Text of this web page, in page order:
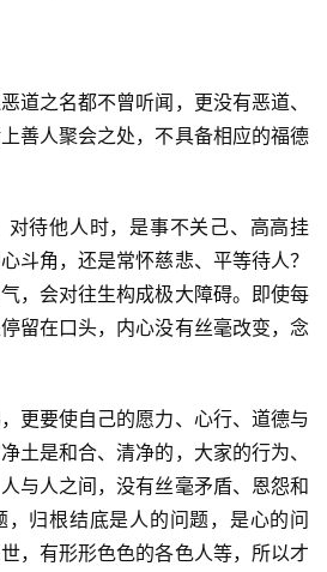
道之名都不曾听闻，更没有恶道、
善人聚会之处，不具备相应的福德
对待他人时，是事不关己、高高挂
斗角，还是常怀慈悲、平等待人？
，会对往生构成极大障碍。即使每
留在口头，内心没有丝毫改变，念
更要使自己的愿力、心行、道德与
土是和合、清净的，大家的行为、
与人之间，没有丝毫矛盾、恩怨和
归根结底是人的问题，是心的问
，有形形色色的各色人等，所以才